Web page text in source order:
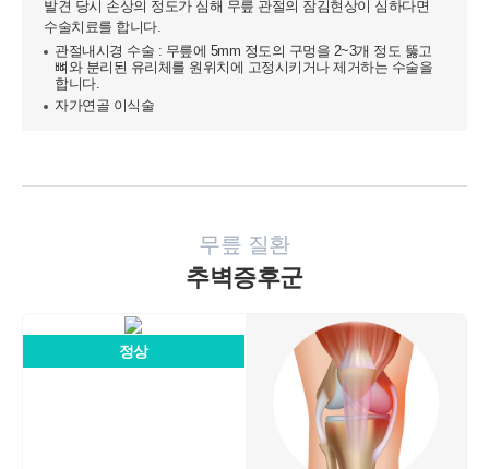
발견 당시 손상의 정도가 심해 무릎 관절의 잠김현상이 심하다면
수술치료를 합니다.
관절내시경 수술 : 무릎에 5mm 정도의 구멍을 2~3개 정도 뚫고
뼈와 분리된 유리체를 원위치에 고정시키거나 제거하는 수술을
합니다.
자가연골 이식술
무릎 질환
추벽증후군
정상
- 14세미만 개인회원: 법정 대리인 정보(주민등록번호 또는 아이핀
번호, 휴대전화 정보)
[상담신청 시 수집항목]
- 수집항목: 이름, 연락처, 이메일, 나이, 성별, 연령, 지역, 관심부위,
상담시간
신청, 서면양식, 팩스, 전화, 게시판, 이메일
3. 서비스 이용과정에서 아래와 같은 정보들이 자동으로 생성되어 수
- IP Address, 쿠키, 방문 일시, 서비스 이용 기록, 불량 이용 기록
■ 개인정보의 수집 및 이용목적
연세바로척병원에서는 개인정보를 다음의 목적이외의 용도로는 이
용하지 않으며 이용 목적이 변경될 경우에는 동의를 받아 처리하겠